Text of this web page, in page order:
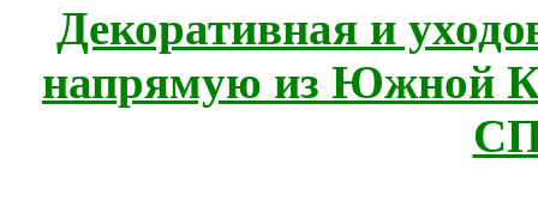
Декоративная и
напрямую из